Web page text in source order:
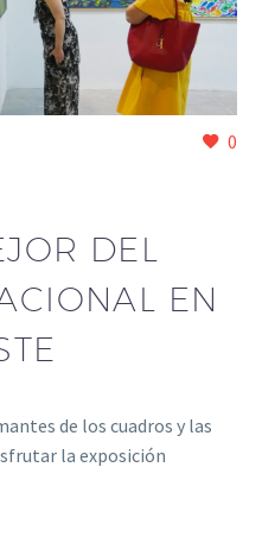
0
DEL
EN
de los cuadros y las
la exposición